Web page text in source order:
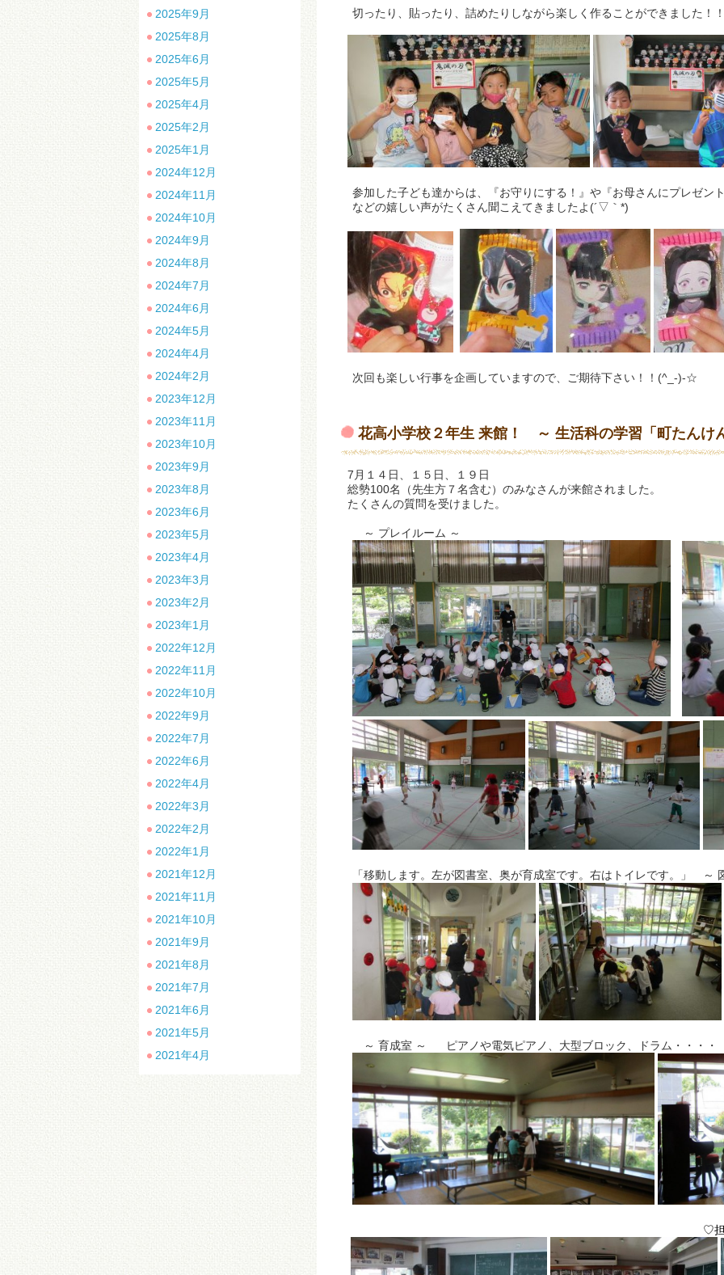
切ったり、貼ったり、詰めたりしながら楽しく作ることができました！
参加した子ども達からは、『お守りにする！』や『お母さんにプレゼン
などの嬉しい声がたくさん聞こえてきましたよ(´▽｀*)
次回も楽しい行事を企画していますので、ご期待下さい！！(^_-)-☆
花高小学校２年生 来館！ ～ 生活科の学習「町たんけ
7月１４日、１５日、１９日
総勢100名（先生方７名含む）のみなさんが来館されました。
たくさんの質問を受けました。
～ プレイルーム ～
「移動します。左が図書室、奥が育成室です。右はトイレです。」 ～
～ 育成室 ～ ピアノや電気ピアノ、大型ブロック、ドラム・・・・
♡担任の先生も
2025年9月
2025年8月
2025年6月
2025年5月
2025年4月
2025年2月
2025年1月
2024年12月
2024年11月
2024年10月
2024年9月
2024年8月
2024年7月
2024年6月
2024年5月
2024年4月
2024年2月
2023年12月
2023年11月
2023年10月
2023年9月
2023年8月
2023年6月
2023年5月
2023年4月
2023年3月
2023年2月
2023年1月
2022年12月
2022年11月
2022年10月
2022年9月
2022年7月
2022年6月
2022年4月
2022年3月
2022年2月
2022年1月
2021年12月
2021年11月
2021年10月
2021年9月
2021年8月
2021年7月
2021年6月
2021年5月
2021年4月